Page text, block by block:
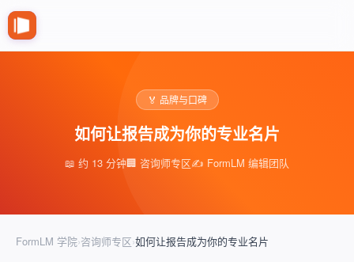
🏅 品牌与口碑
如何让报告成为你的专业名片
📖 约 13 分钟🏢 咨询师专区✍️ FormLM 编辑团队
FormLM 学院›咨询师专区›如何让报告成为你的专业名片